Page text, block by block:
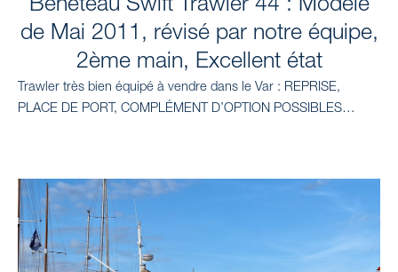
e
b
o
o
k
u
a
r
e
a
g
r
a
t
u
b
e
o
k
k
e
n
Bénéteau Swift Trawler 44 : Modèle
de Mai 2011, révisé par notre équipe,
2ème main, Excellent état
Trawler très bien équipé à vendre dans le Var : REPRISE,
PLACE DE PORT, COMPLÉMENT D’OPTION POSSIBLES…